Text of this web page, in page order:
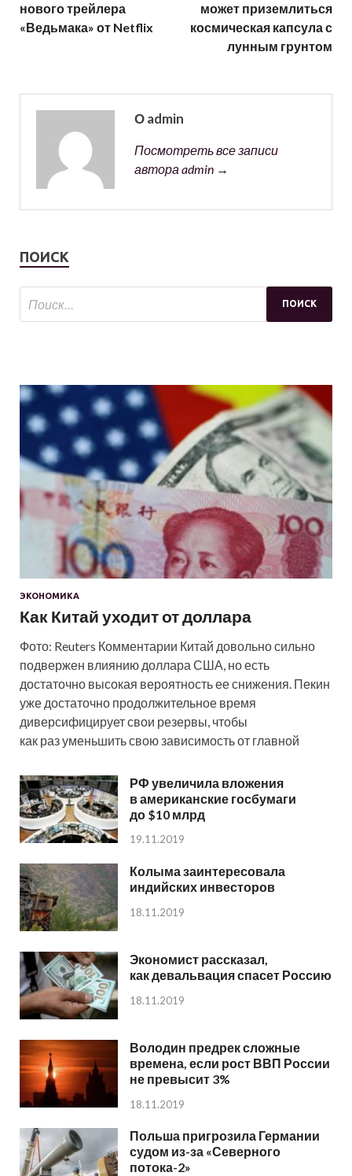
нового трейлера
«Ведьмака» от Netflix
может приземлиться
космическая капсула с
лунным грунтом
О admin
Посмотреть все записи
автора admin →
ПОИСК
ЭКОНОМИКА
Как Китай уходит от доллара
Фото: Reuters Комментарии Китай довольно сильно
подвержен влиянию доллара США, но есть
достаточно высокая вероятность ее снижения. Пекин
уже достаточно продолжительное время
диверсифицирует свои резервы, чтобы
как раз уменьшить свою зависимость от главной
РФ увеличила вложения
в американские госбумаги
до $10 млрд
19.11.2019
Колыма заинтересовала
индийских инвесторов
18.11.2019
Экономист рассказал,
как девальвация спасет Россию
18.11.2019
Володин предрек сложные
времена, если рост ВВП России
не превысит 3%
18.11.2019
Польша пригрозила Германии
судом из-за «Северного
потока-2»